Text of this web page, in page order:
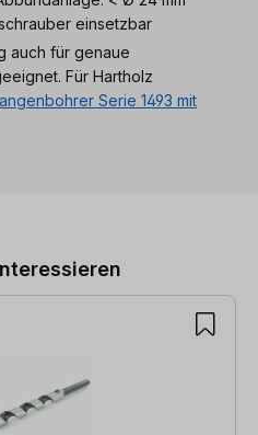
einsetzbar
auch für genaue
Für Hartholz
Serie 1493 mit